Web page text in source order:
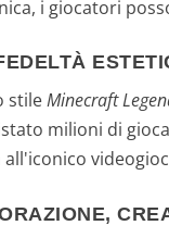
i giocatori
stileMinecraft
milioni di